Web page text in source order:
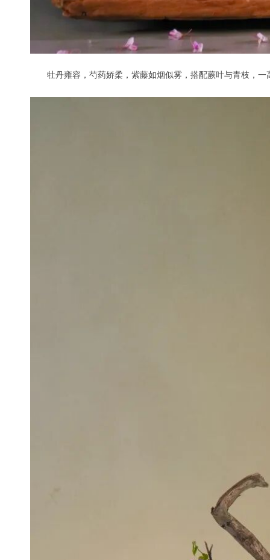
牡丹雍容，芍药娇柔，紫藤如烟似雾，搭配蕨叶与青枝，